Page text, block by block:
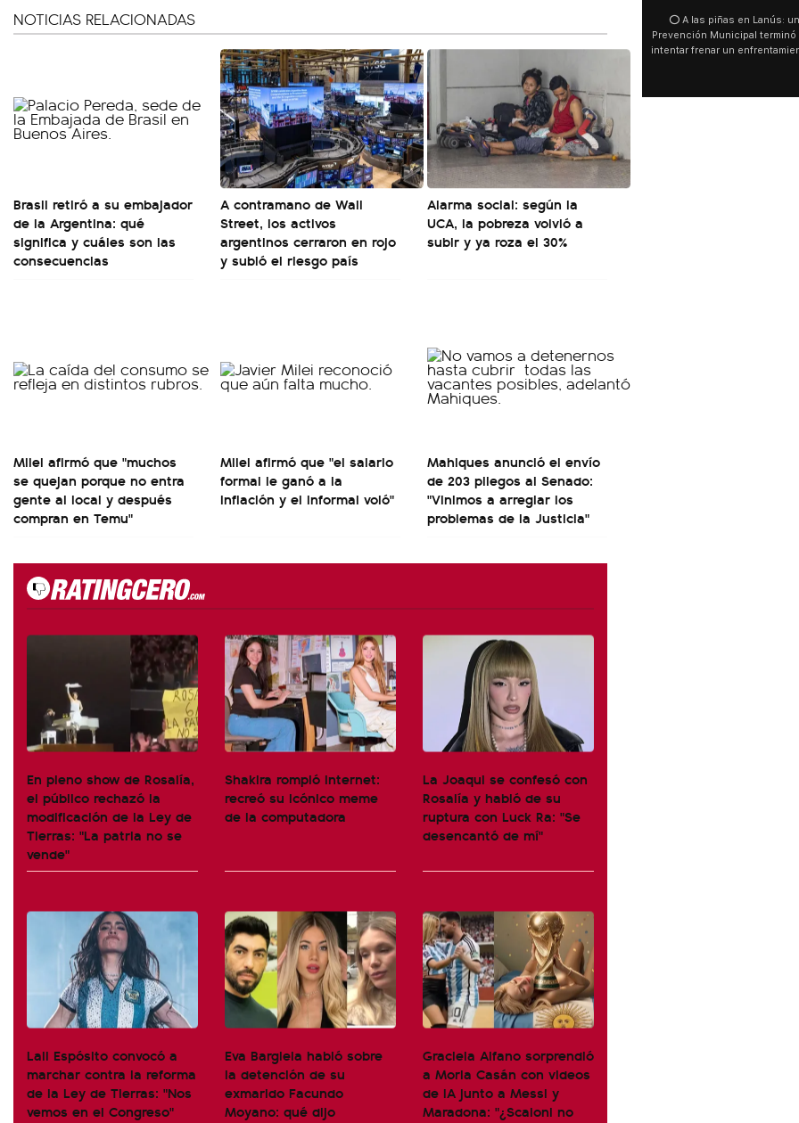
NOTICIAS RELACIONADAS
Brasil retiró a su embajador
de la Argentina: qué
significa y cuáles son las
consecuencias
A contramano de Wall
Street, los activos
argentinos cerraron en rojo
y subió el riesgo país
Alarma social: según la
UCA, la pobreza volvió a
subir y ya roza el 30%
Milei afirmó que "muchos
se quejan porque no entra
gente al local y después
compran en Temu"
Milei afirmó que "el salario
formal le ganó a la
inflación y el informal voló"
Mahiques anunció el envío
de 203 pliegos al Senado:
"Vinimos a arreglar los
problemas de la Justicia"
En pleno show de Rosalía,
el público rechazó la
modificación de la Ley de
Tierras: "La patria no se
vende"
Shakira rompió internet:
recreó su icónico meme
de la computadora
La Joaqui se confesó con
Rosalía y habló de su
ruptura con Luck Ra: "Se
desencantó de mí"
Lali Espósito convocó a
marchar contra la reforma
de la Ley de Tierras: "Nos
vemos en el Congreso"
Eva Bargiela habló sobre
la detención de su
exmarido Facundo
Moyano: qué dijo
Graciela Alfano sorprendió
a Moria Casán con videos
de IA junto a Messi y
Maradona: "¿Scaloni no
⭕En medio del tercer show
Movistar Arena, el público
se vende” y junto a la